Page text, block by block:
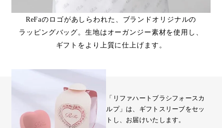
ReFaのロゴがあしらわれた、ブランドオリジナルの
ラッピングバッグ。生地はオーガンジー素材を使用し、
ギフトをより上質に仕上げます。
「リファハートブラシフォースカ
ルプ」は、ギフトスリーブをセッ
トし、お届けいたします。